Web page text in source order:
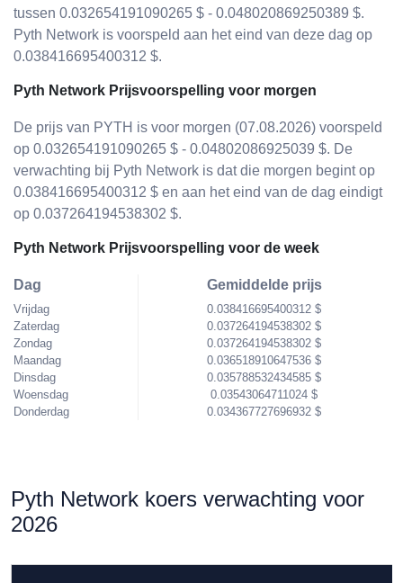
tussen 0.032654191090265 $ - 0.048020869250389 $.
Pyth Network is voorspeld aan het eind van deze dag op
0.038416695400312 $.
Pyth Network Prijsvoorspelling voor morgen
De prijs van PYTH is voor morgen (07.08.2026) voorspeld
op 0.032654191090265 $ - 0.04802086925039 $. De
verwachting bij Pyth Network is dat die morgen begint op
0.038416695400312 $ en aan het eind van de dag eindigt
op 0.037264194538302 $.
Pyth Network Prijsvoorspelling voor de week
Dag
Vrijdag
Zaterdag
Zondag
Maandag
Dinsdag
Woensdag
Donderdag
Gemiddelde prijs
0.038416695400312 $
0.037264194538302 $
0.037264194538302 $
0.036518910647536 $
0.035788532434585 $
0.03543064711024 $
0.034367727696932 $
Pyth Network koers verwachting voor
2026